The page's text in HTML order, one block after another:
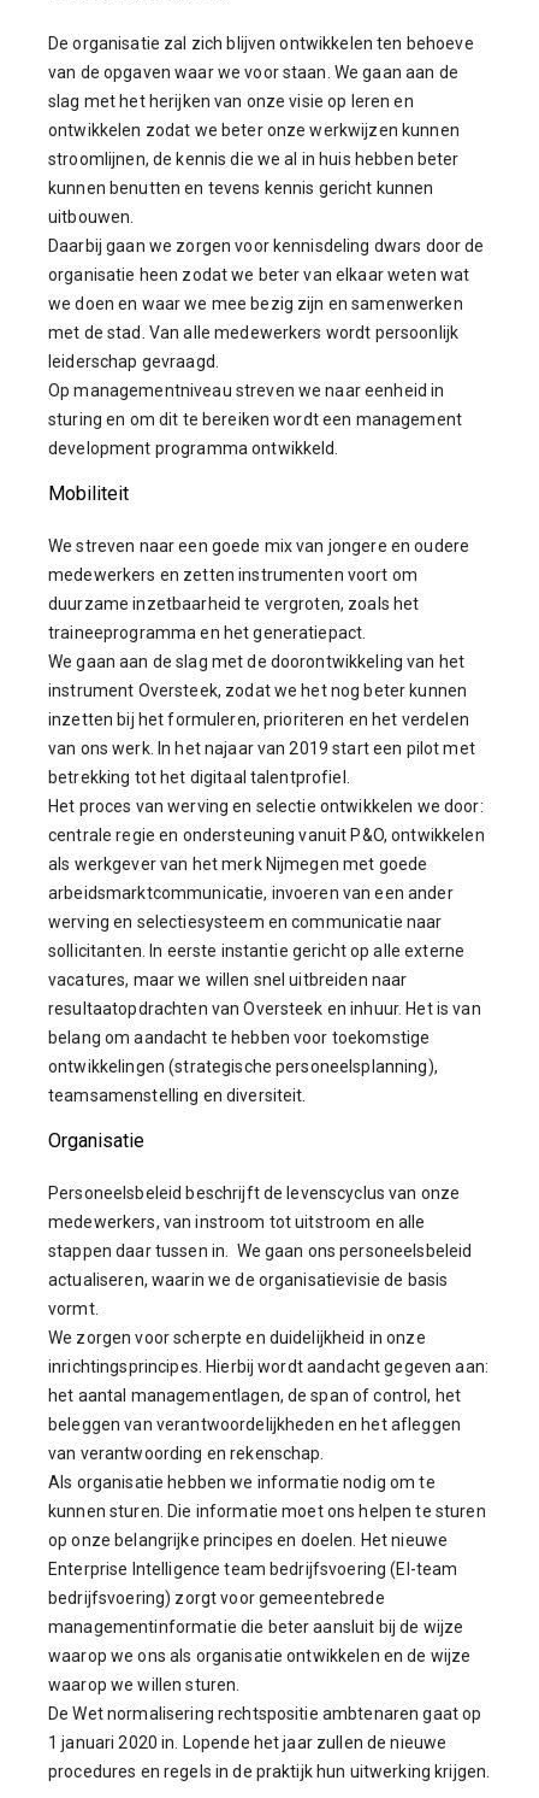
De organisatie zal zich blijven ontwikkelen ten behoeve
van de opgaven waar we voor staan. We gaan aan de
slag met het herijken van onze visie op leren en
ontwikkelen zodat we beter onze werkwijzen kunnen
stroomlijnen, de kennis die we al in huis hebben beter
kunnen benutten en tevens kennis gericht kunnen
uitbouwen.
Daarbij gaan we zorgen voor kennisdeling dwars door de
organisatie heen zodat we beter van elkaar weten wat
we doen en waar we mee bezig zijn en samenwerken
met de stad. Van alle medewerkers wordt persoonlijk
leiderschap gevraagd.
Op managementniveau streven we naar eenheid in
sturing en om dit te bereiken wordt een management
development programma ontwikkeld.
Mobiliteit
We streven naar een goede mix van jongere en oudere
medewerkers en zetten instrumenten voort om
duurzame inzetbaarheid te vergroten, zoals het
traineeprogramma en het generatiepact.
We gaan aan de slag met de doorontwikkeling van het
instrument Oversteek, zodat we het nog beter kunnen
inzetten bij het formuleren, prioriteren en het verdelen
van ons werk. In het najaar van 2019 start een pilot met
betrekking tot het digitaal talentprofiel.
Het proces van werving en selectie ontwikkelen we door:
centrale regie en ondersteuning vanuit P&O, ontwikkelen
als werkgever van het merk Nijmegen met goede
arbeidsmarktcommunicatie, invoeren van een ander
werving en selectiesysteem en communicatie naar
sollicitanten. In eerste instantie gericht op alle externe
vacatures, maar we willen snel uitbreiden naar
resultaatopdrachten van Oversteek en inhuur. Het is van
belang om aandacht te hebben voor toekomstige
ontwikkelingen (strategische personeelsplanning),
teamsamenstelling en diversiteit.
Organisatie
Personeelsbeleid beschrijft de levenscyclus van onze
medewerkers, van instroom tot uitstroom en alle
stappen daar tussen in. We gaan ons personeelsbeleid
actualiseren, waarin we de organisatievisie de basis
vormt.
We zorgen voor scherpte en duidelijkheid in onze
inrichtingsprincipes. Hierbij wordt aandacht gegeven aan:
het aantal managementlagen, de span of control, het
beleggen van verantwoordelijkheden en het afleggen
van verantwoording en rekenschap.
Als organisatie hebben we informatie nodig om te
kunnen sturen. Die informatie moet ons helpen te sturen
op onze belangrijke principes en doelen. Het nieuwe
Enterprise Intelligence team bedrijfsvoering (EI-team
bedrijfsvoering) zorgt voor gemeentebrede
managementinformatie die beter aansluit bij de wijze
waarop we ons als organisatie ontwikkelen en de wijze
waarop we willen sturen.
De Wet normalisering rechtspositie ambtenaren gaat op
1 januari 2020 in. Lopende het jaar zullen de nieuwe
procedures en regels in de praktijk hun uitwerking krijgen.